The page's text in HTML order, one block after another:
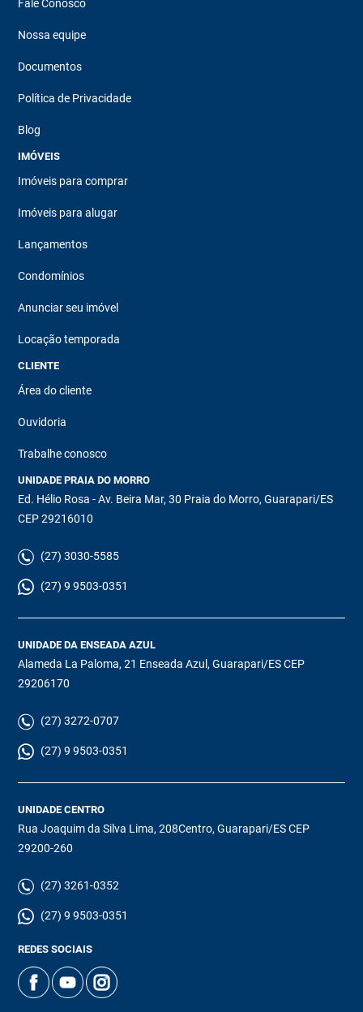
Fale Conosco
Nossa equipe
Documentos
Política de Privacidade
Blog
IMÓVEIS
Imóveis para comprar
Imóveis para alugar
Lançamentos
Condomínios
Anunciar seu imóvel
Locação temporada
CLIENTE
Área do cliente
Ouvidoria
Trabalhe conosco
UNIDADE PRAIA DO MORRO
Ed. Hélio Rosa - Av. Beira Mar, 30 Praia do Morro, Guarapari/ES
CEP 29216010
(27) 3030-5585
(27) 9 9503-0351
UNIDADE DA ENSEADA AZUL
Alameda La Paloma, 21 Enseada Azul, Guarapari/ES CEP
29206170
(27) 3272-0707
(27) 9 9503-0351
UNIDADE CENTRO
Rua Joaquim da Silva Lima, 208Centro, Guarapari/ES CEP
29200-260
(27) 3261-0352
(27) 9 9503-0351
REDES SOCIAIS